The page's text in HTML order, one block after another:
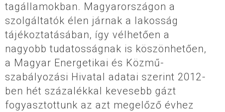
tagállamokban. Magyarországon a
szolgáltatók élen járnak a lakosság
tájékoztatásában, így vélhetően a
nagyobb tudatosságnak is köszönhetően,
a Magyar Energetikai és Közmű-
szabályozási Hivatal adatai szerint 2012-
ben hét százalékkal kevesebb gázt
fogyasztottunk az azt megelőző évhez